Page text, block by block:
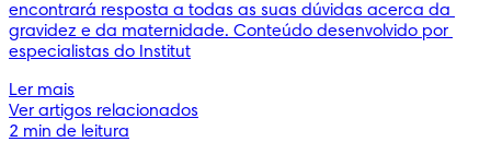
encontrará resposta a todas as suas dúvidas acerca da
gravidez e da maternidade. Conteúdo desenvolvido por
especialistas do Institut
Ler mais
Ver artigos relacionados
2 min de leitura